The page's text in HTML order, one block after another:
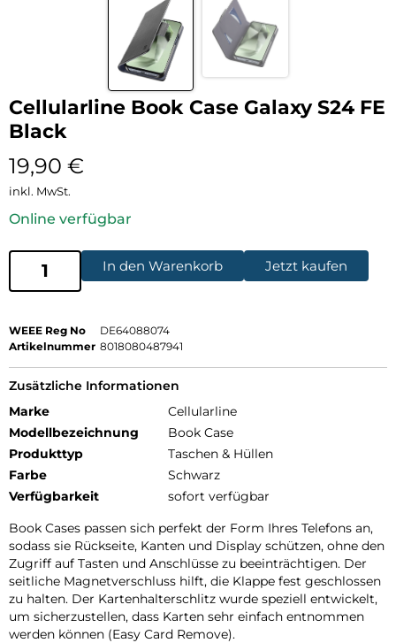
Cellularline Book Case Galaxy S24 FE
Black
19,90 €
inkl. MwSt.
Online verfügbar
In den Warenkorb Jetzt kaufen
WEEE Reg No
DE64088074
Artikelnummer 8018080487941
Zusätzliche Informationen
Marke
Cellularline
Modellbezeichnung
Book Case
Produkttyp
Taschen & Hüllen
Farbe
Schwarz
Verfügbarkeit
sofort verfügbar
Book Cases passen sich perfekt der Form Ihres Telefons an,
sodass sie Rückseite, Kanten und Display schützen, ohne den
Zugriff auf Tasten und Anschlüsse zu beeinträchtigen. Der
seitliche Magnetverschluss hilft, die Klappe fest geschlossen
zu halten. Der Kartenhalterschlitz wurde speziell entwickelt,
um sicherzustellen, dass Karten sehr einfach entnommen
werden können (Easy Card Remove).